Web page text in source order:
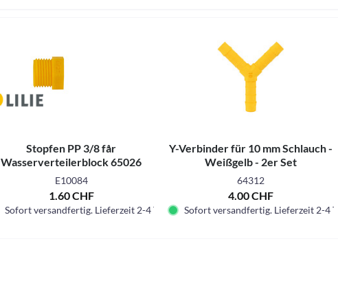
Stopfen PP 3/8 får
Wasserverteilerblock 65026
E10084
1.60 CHF
Sofort versandfertig. Lieferzeit 2-4 Tage.
Y-Verbinder für 10 mm Schlauch -
Weißgelb - 2er Set
64312
4.00 CHF
Sofort versandfertig. Lieferzeit 2-4